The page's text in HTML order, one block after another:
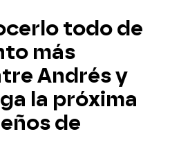
todo de
más
Andrés y
la próxima
de